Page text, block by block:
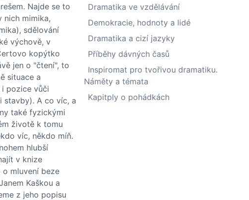
Najde se to
nich mimika,
sdělování
výchově, v
kopýtko
jen o "čtení", to
situace a
pozice vůči
stavby). A co víc, a
také fyzickými
životě k tomu
víc, někdo míň.
hlubší
v knize
mluvení beze
Kaškou a
z jeho popisu
Dramatika ve vzdělávání
Demokracie, hodnoty a lidé
Dramatika a cizí jazyky
Příběhy dávných časů
Inspiromat pro tvořivou dramatiku.
Náměty a témata
Kapitply o pohádkách